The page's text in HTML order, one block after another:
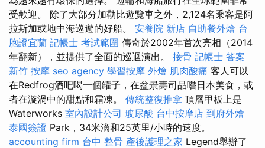
受歡迎。 除了大部分加勒比遊覽車之外，2,124名乘客是阿
拉斯加或地中海巡遊的好船。 安養院 新店 自助餐外燴 台
胞證宜蘭 記帳士 考試範圍 傳奇於2002年首次亮相（2014
年翻新），並提供了全面的巡迴演出。 接骨 記帳士 答案
新竹 按摩 seo agency 學習按摩 外燴 肌肉酸痛 客人可以
在Redfrog酒吧喝一個罐子，在盆景壽司品嚐日本美食，或
者在漩渦中的甜點和霜凍。 傳統整復推拿 頂層甲板上是
Waterworks 室內設計公司 玻尿酸 台中按摩店 到府外燴
泰國簽證 Park，34米滴和25英里/小時的速度。
accounting firm 台中 整骨 產後護理之家 Legend舉辦了